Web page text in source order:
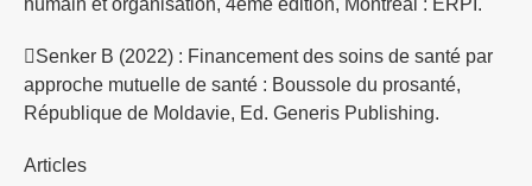
humain et organisation, 4ème édition, Montréal : ERPI.
Senker B (2022) : Financement des soins de santé par
approche mutuelle de santé : Boussole du prosanté,
République de Moldavie, Ed. Generis Publishing.
Articles